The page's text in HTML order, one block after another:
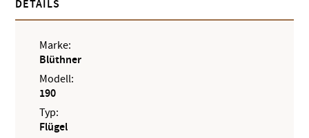
DETAILS
Marke:
Blüthner
Modell:
190
Typ:
Flügel